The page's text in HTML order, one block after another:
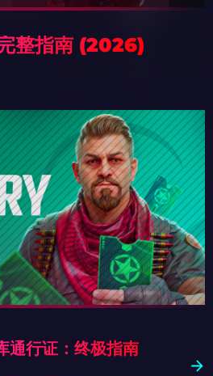
整指南 (2026)
通行证：终极指南